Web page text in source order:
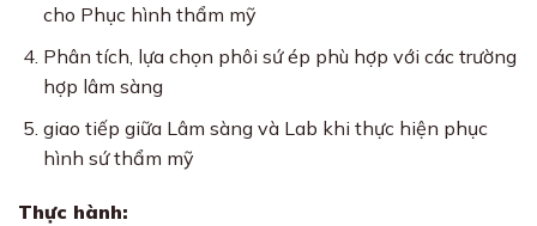
cho Phục hình thẩm mỹ
Phân tích, lựa chọn phôi sứ ép phù hợp với các trường
hợp lâm sàng
giao tiếp giữa Lâm sàng và Lab khi thực hiện phục
hình sứ thẩm mỹ
Thực hành: